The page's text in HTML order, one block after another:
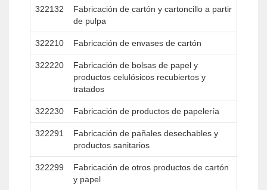
322132
Fabricación de cartón y cartoncillo a partir
de pulpa
322210 Fabricación de envases de cartón
322220
Fabricación de bolsas de papel y
productos celulósicos recubiertos y
tratados
322230 Fabricación de productos de papelería
322291
Fabricación de pañales desechables y
productos sanitarios
322299
Fabricación de otros productos de cartón
y papel